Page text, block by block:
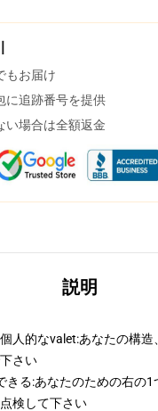
もお届け
に追跡番号を提供
い場合は全額返金
説明
人的なvalet:あなたの構
さい
きる:あなたのための右の1
検して下さい